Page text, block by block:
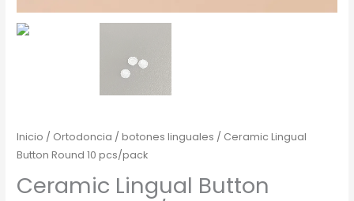
Inicio / Ortodoncia /botones linguales / Ceramic Lingual
Button Round 10 pcs/pack
Ceramic Lingual Button